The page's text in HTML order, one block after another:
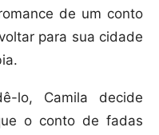
de um conto
para sua cidade
lo, Camila decide
o conto de fadas